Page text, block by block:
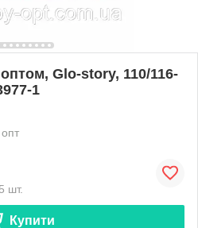
Glo-story, 110/116-
1
опт
шт.
Купити